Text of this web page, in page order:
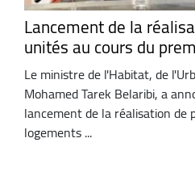
Lancement de la
unités au cours du
Le ministre de l'Habitat, de
Mohamed Tarek Belaribi, a
lancement de la réalisation de
logements ...